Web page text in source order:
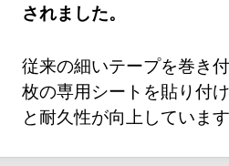
されました。
従来の細いテープを巻き
枚の専用シートを貼り付
と耐久性が向上しています